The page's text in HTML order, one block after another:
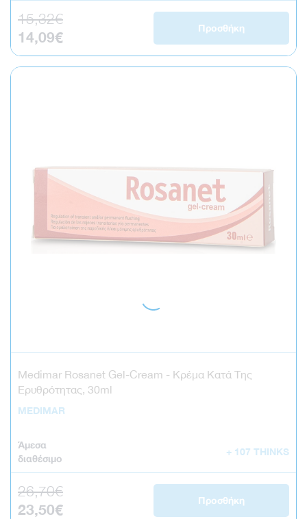
Κανονική τιμή
15,32€
Τιμή έκπτωσης
14,09€
Προσθήκη
Medimar Rosanet Gel-Cream - Κρέμα Κατά Της
Ερυθρότητας, 30ml
MEDIMAR
Άμεσα
διαθέσιμο
+ 107 THINKS
Κανονική τιμή
26,70€
Τιμή έκπτωσης
23,50€
Προσθήκη